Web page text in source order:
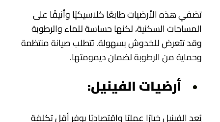
تضفي هذه الأرضيات طابعًا كلاسيكيًا وأنيقًا على
المساحات السكنية، لكنها حساسة للماء والرطوبة
وقد تتعرض للخدوش بسهولة. تتطلب صيانة منتظمة
وحماية من الرطوبة لضمان ديمومتها.
أرضيات الفينيل:
يُعد الفينيل خيارًا عمليًا واقتصاديًا يوفر أقل تكلفة